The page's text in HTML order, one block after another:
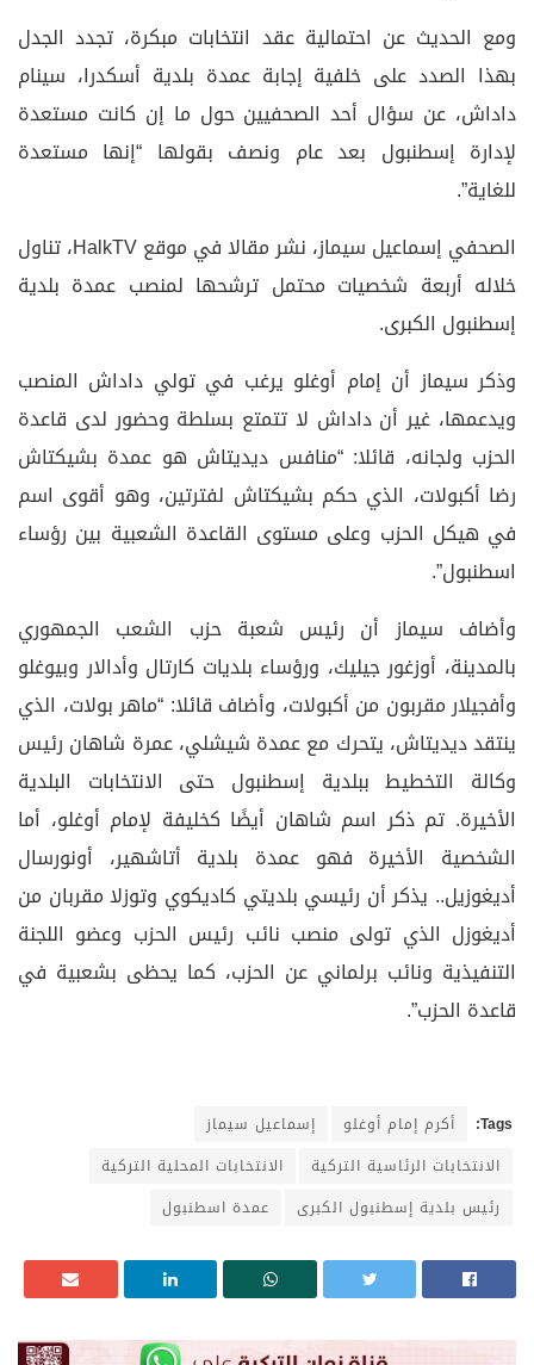
ومع الحديث عن احتمالية عقد انتخابات مبكرة، تجدد الجدل
بهذا الصدد على خلفية إجابة عمدة بلدية أسكدرا، سينام
داداش، عن سؤال أحد الصحفيين حول ما إن كانت مستعدة
لإدارة إسطنبول بعد عام ونصف بقولها “إنها مستعدة
للغاية”.
الصحفي إسماعيل سيماز، نشر مقالا في موقع HalkTV، تناول
خلاله أربعة شخصيات محتمل ترشحها لمنصب عمدة بلدية
إسطنبول الكبرى.
وذكر سيماز أن إمام أوغلو يرغب في تولي داداش المنصب
ويدعمها، غير أن داداش لا تتمتع بسلطة وحضور لدى قاعدة
الحزب ولجانه، قائلا: “منافس ديديتاش هو عمدة بشيكتاش
رضا أكبولات، الذي حكم بشيكتاش لفترتين، وهو أقوى اسم
في هيكل الحزب وعلى مستوى القاعدة الشعبية بين رؤساء
اسطنبول”.
وأضاف سيماز أن رئيس شعبة حزب الشعب الجمهوري
بالمدينة، أوزغور جيليك، ورؤساء بلديات كارتال وأدالار وبيوغلو
وأفجيلار مقربون من أكبولات، وأضاف قائلا: “ماهر بولات، الذي
ينتقد ديديتاش، يتحرك مع عمدة شيشلي، عمرة شاهان رئيس
وكالة التخطيط ببلدية إسطنبول حتى الانتخابات البلدية
الأخيرة. تم ذكر اسم شاهان أيضًا كخليفة لإمام أوغلو، أما
الشخصية الأخيرة فهو عمدة بلدية أتاشهير، أونورسال
أديغوزيل.. يذكر أن رئيسي بلديتي كاديكوي وتوزلا مقربان من
أديغوزل الذي تولى منصب نائب رئيس الحزب وعضو اللجنة
التنفيذية ونائب برلماني عن الحزب، كما يحظى بشعبية في
قاعدة الحزب”.
Tags: أكرم إمام أوغلو
إسماعيل سيماز
الانتخابات الرئاسية التركية
الانتخابات المحلية التركية
رئيس بلدية إسطنبول الكبرى
عمدة اسطنبول